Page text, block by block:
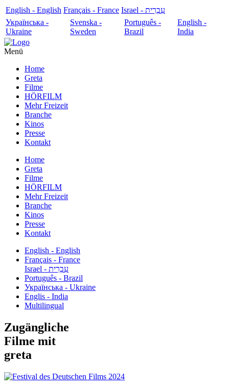
English - English Français - France
עִבְרִית - Israel
Українська -
Ukraine
Svenska -
Sweden
Português -
Brazil
English -
India
Menü
Home
Greta
Filme
HÖRFILM
Mehr Freizeit
Branche
Kinos
Presse
Kontakt
Home
Greta
Filme
HÖRFILM
Mehr Freizeit
Branche
Kinos
Presse
Kontakt
English - English
Français - France
עִבְרִית - Israel
Português - Brazil
Українська - Ukraine
Englis - India
Multilingual
Zugängliche
Filme mit
greta